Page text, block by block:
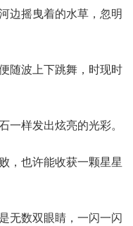
边摇曳着的水草，忽明
随波上下跳舞，时现时
样发出炫亮的光彩。
，也许能收获一颗星星
无数双眼睛，一闪一闪